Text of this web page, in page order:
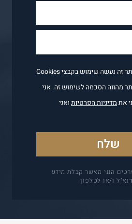
לידיעתכם, באתר זה נעשה שימוש בקבצי Cookies
מהווה הסכמה לשימוש זה. אני
אתמדיניות הפרטיותואני
הנני מאשר קבלת מידע
ו/או לטלפון